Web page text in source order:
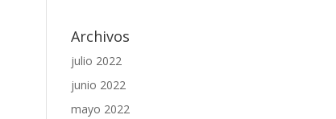
Archivos
julio 2022
junio 2022
mayo 2022